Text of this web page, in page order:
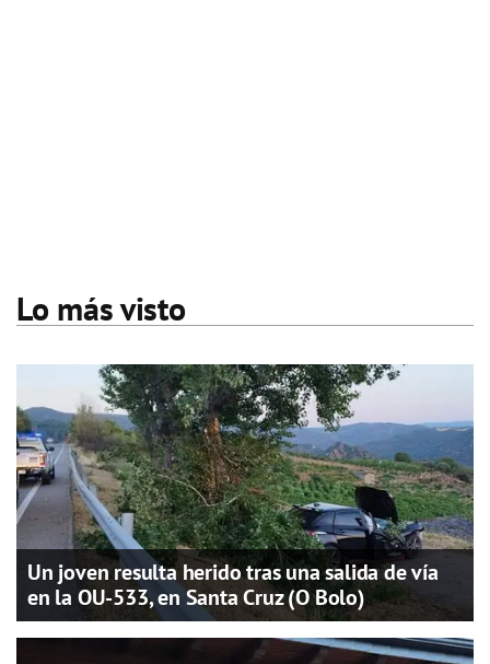
Lo más visto
Un joven resulta herido tras una salida de vía
en la OU-533, en Santa Cruz (O Bolo)